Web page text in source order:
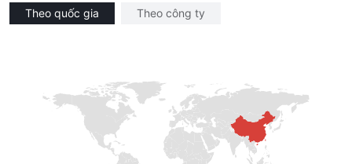
Theo quốc gia Theo công ty